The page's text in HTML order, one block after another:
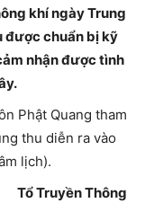
khí ngày Trung
được chuẩn bị kỹ
nhận được tình
Phật Quang tham
thu diễn ra vào
lịch).
Tổ Truyền Thông